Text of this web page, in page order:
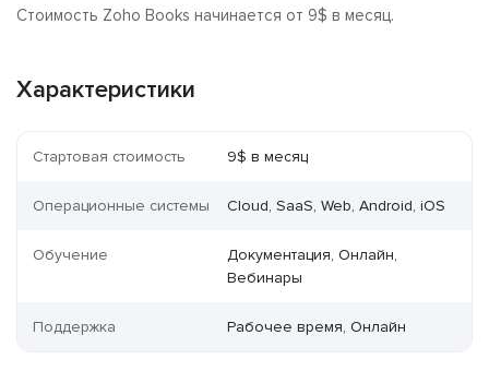
Стоимость Zoho Books начинается от 9$ в месяц.
Характеристики
Стартовая стоимость 9$ в месяц
Операционные системы Cloud, SaaS, Web, Android, iOS
Обучение
Документация, Онлайн,
Вебинары
Поддержка Рабочее время, Онлайн